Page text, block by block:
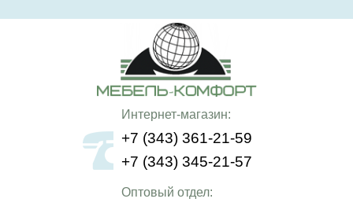
Интернет-магазин:
+7 (343) 361-21-59
+7 (343) 345-21-57
Оптовый отдел: